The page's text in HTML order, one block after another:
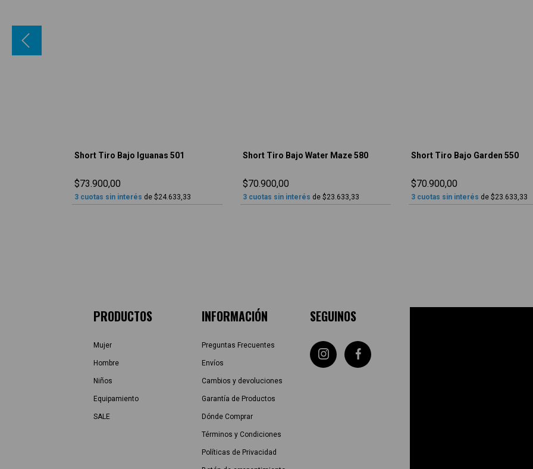
Short Tiro Bajo Iguanas 501
$73.900,00
3 cuotas sin interés de $24.633,33
Short Tiro Bajo Water Maze 580
$70.900,00
3 cuotas sin interés de $23.633,33
Short Tiro Bajo Garden 550
$70.900,00
3 cuotas sin interés de $23.633,33
PRODUCTOS
Mujer
Hombre
Niños
Equipamiento
SALE
INFORMACIÓN
Preguntas Frecuentes
Envíos
Cambios y devoluciones
Garantía de Productos
Dónde Comprar
Términos y Condiciones
Políticas de Privacidad
SEGUINOS